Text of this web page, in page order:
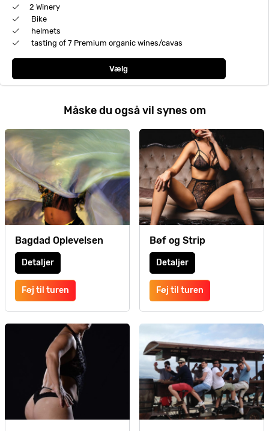
2 Winery
Bike
helmets
tasting of 7 Premium organic wines/cavas
Vælg
Måske du også vil synes om
Bagdad Oplevelsen
Detaljer
Føj til turen
Bøf og Strip
Detaljer
Føj til turen